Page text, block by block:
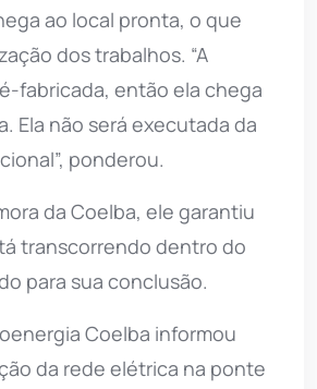
ao local pronta, o que
dos trabalhos. “A
fabricada, então ela chega
Ela não será executada da
ponderou.
da Coelba, ele garantiu
transcorrendo dentro do
para sua conclusão.
Coelba informou
da rede elétrica na ponte